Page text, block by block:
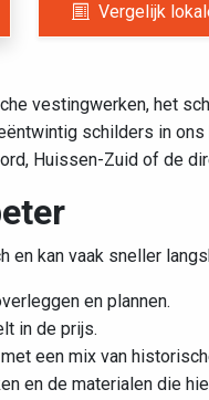
Vergelijk
vestingwerken, het
schilders in
Huissen-Zuid of de
en kan vaak sneller
en plannen.
in de prijs.
een mix van
en de materialen die